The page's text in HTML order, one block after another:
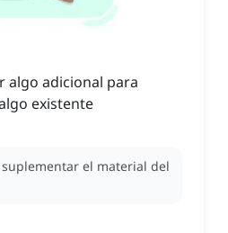
algo adicional para
existente
el material del